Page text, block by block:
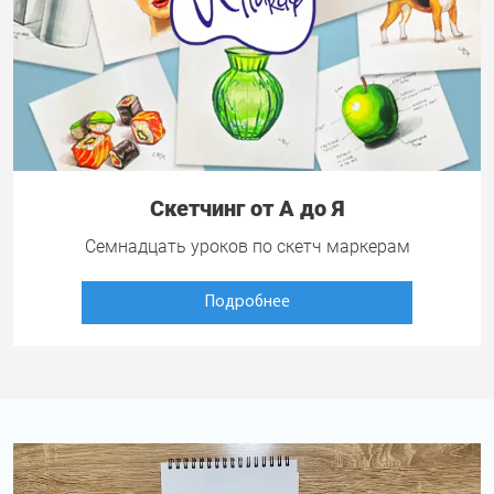
Скетчинг от А до Я
Семнадцать уроков по скетч маркерам
Подробнее